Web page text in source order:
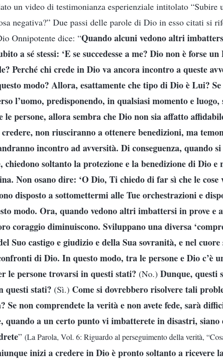
un video di testimonianza esperienziale intitolato “Subire
negativa?” Due passi delle parole di Dio in esso citati si
Onnipotente dice: “Quando alcuni vedono altri
a sé stessi: ‘E se succedesse a me? Dio non è forse un
Perché chi crede in Dio va ancora incontro a queste
modo? Allora, esattamente che tipo di Dio è Lui?
l’uomo, predisponendo, in qualsiasi momento e
persone, allora sembra che Dio non sia affatto
non riusciranno a ottenere benedizioni, ma
incontro ad avversità. Di conseguenza, quando
soltanto la protezione e la benedizione di Dio e
Non osano dire: ‘O Dio, Ti chiedo di far sì che le cose
disposto a sottomettermi alle Tue orchestrazioni e
modo. Ora, quando vedono altri imbattersi in prove e
coraggio diminuiscono. Sviluppano una diversa
Suo castigo e giudizio e della Sua sovranità, e nel
di Dio. In questo modo, tra le persone e Dio c’è
le persone trovarsi in questi stati? (No.) Dunque, questi
questi stati? (Sì.) Come si dovrebbero risolvere tali
Se non comprendete la verità e non avete fede, sarà
quando a un certo punto vi imbatterete in disastri, siano
” (La Parola, Vol. 6: Riguardo al perseguimento della verità,
inizi a credere in Dio è pronto soltanto a ricevere